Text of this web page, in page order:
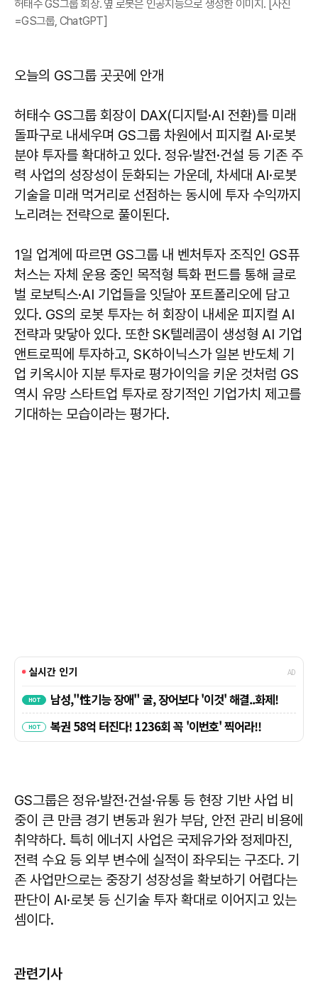
허태수 GS그룹 회장. 옆 로봇은 인공지능으로 생성한 이미지. [사진
=GS그룹, ChatGPT]
오늘의 GS그룹 곳곳에 안개
허태수 GS그룹 회장이 DAX(디지털·AI 전환)를 미래
돌파구로 내세우며 GS그룹 차원에서 피지컬 AI·로봇
분야 투자를 확대하고 있다. 정유·발전·건설 등 기존 주
력 사업의 성장성이 둔화되는 가운데, 차세대 AI·로봇
기술을 미래 먹거리로 선점하는 동시에 투자 수익까지
노리려는 전략으로 풀이된다.
1일 업계에 따르면 GS그룹 내 벤처투자 조직인 GS퓨
처스는 자체 운용 중인 목적형 특화 펀드를 통해 글로
벌 로보틱스·AI 기업들을 잇달아 포트폴리오에 담고
있다. GS의 로봇 투자는 허 회장이 내세운 피지컬 AI
전략과 맞닿아 있다. 또한 SK텔레콤이 생성형 AI 기업
앤트로픽에 투자하고, SK하이닉스가 일본 반도체 기
업 키옥시아 지분 투자로 평가이익을 키운 것처럼 GS
역시 유망 스타트업 투자로 장기적인 기업가치 제고를
기대하는 모습이라는 평가다.
GS그룹은 정유·발전·건설·유통 등 현장 기반 사업 비
중이 큰 만큼 경기 변동과 원가 부담, 안전 관리 비용에
취약하다. 특히 에너지 사업은 국제유가와 정제마진,
전력 수요 등 외부 변수에 실적이 좌우되는 구조다. 기
존 사업만으로는 중장기 성장성을 확보하기 어렵다는
판단이 AI·로봇 등 신기술 투자 확대로 이어지고 있는
셈이다.
관련기사